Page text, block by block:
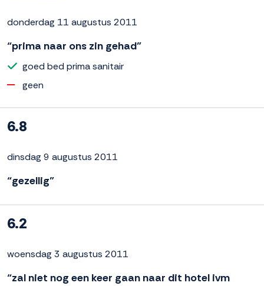
donderdag 11 augustus 2011
“prima naar ons zin gehad”
goed bed prima sanitair
geen
6.8
dinsdag 9 augustus 2011
“gezellig”
6.2
woensdag 3 augustus 2011
“zal niet nog een keer gaan naar dit hotel ivm